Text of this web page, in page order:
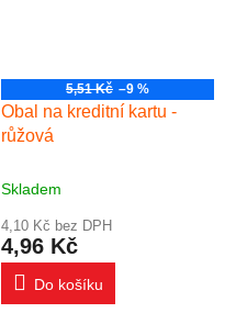
5,51 Kč –9 %
Obal na kreditní kartu -
růžová
Skladem
4,10 Kč bez DPH
4,96 Kč
Do košíku